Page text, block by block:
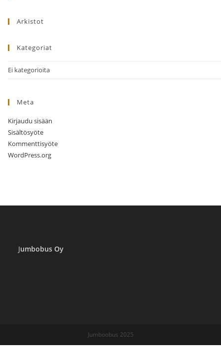
Arkistot
Kategoriat
Ei kategorioita
Meta
Kirjaudu sisään
Sisältösyöte
Kommenttisyöte
WordPress.org
Jumbobus Oy
Jumboobus 2025